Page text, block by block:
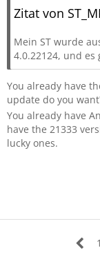
Zitat von
Mein ST wurde
4.0.22124, und
You already have
update do you
You already have
have the 21333
lucky ones.
1